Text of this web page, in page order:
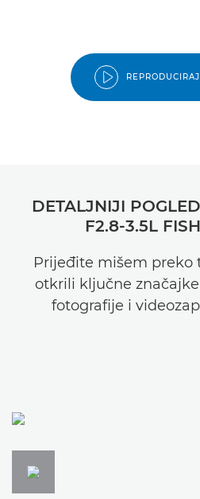
DETALJNIJI
F2.8-3.5L
Prijeđite mišem preko
otkrili ključne
fotografije i